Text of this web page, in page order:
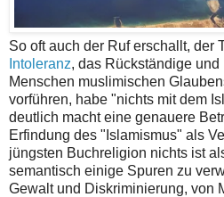
So oft auch der Ruf erschallt, der
Intoleranz, das Rückständige
Menschen muslimischen
vorführen, habe "nichts mit dem
deutlich macht eine genauere
Erfindung des "Islamismus" als
jüngsten Buchreligion nichts ist
semantisch einige Spuren zu
Gewalt und Diskriminierung, von